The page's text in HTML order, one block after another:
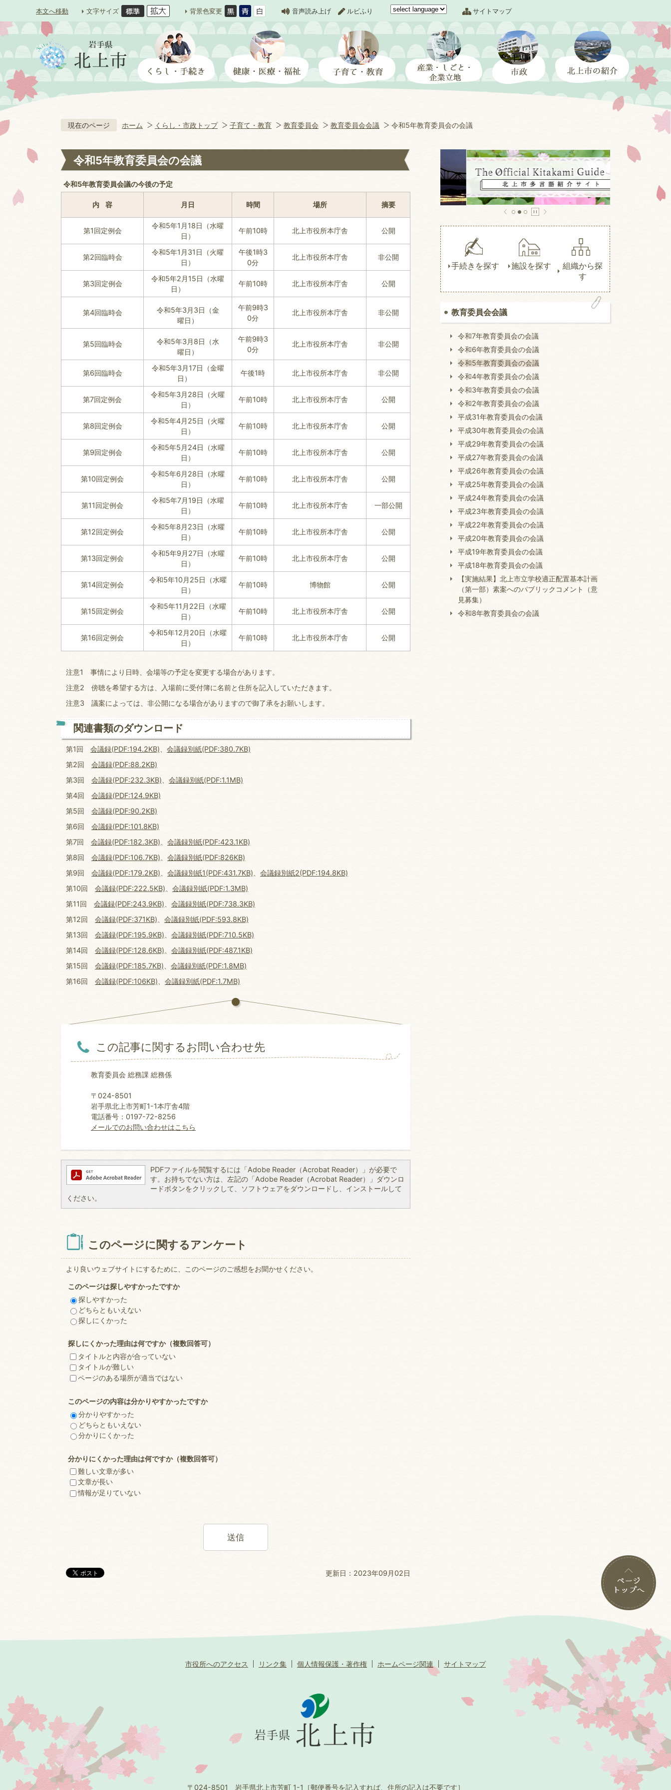
本文へ移動 文字サイズ 背景色変更 音声読み上げ ルビふり サイトマップ
現在のページ ホーム くらし・市政トップ 子育て・教育 教育委員会 教育委員会会議 令和5年教育委員会の会議
令和5年教育委員会の会議
令和5年教育委員会議の今後の予定
内 容 月日 時間 場所 摘要
第1回定例会
令和5年1月18日（水曜
日）
午前10時 北上市役所本庁舎 公開
第2回臨時会
令和5年1月31日（火曜
日）
午後1時3
0分
北上市役所本庁舎 非公開
第3回定例会
令和5年2月15日（水曜
日）
午前10時 北上市役所本庁舎 公開
第4回臨時会
令和5年3月3日（金
曜日）
午前9時3
0分
北上市役所本庁舎 非公開
第5回臨時会
令和5年3月8日（水
曜日）
午前9時3
0分
北上市役所本庁舎 非公開
第6回臨時会
令和5年3月17日（金曜
日）
午後1時 北上市役所本庁舎 非公開
第7回定例会
令和5年3月28日（火曜
日）
午前10時 北上市役所本庁舎 公開
第8回定例会
令和5年4月25日（火曜
日）
午前10時 北上市役所本庁舎 公開
第9回定例会
令和5年5月24日（水曜
日）
午前10時 北上市役所本庁舎 公開
第10回定例会
令和5年6月28日（水曜
日）
午前10時 北上市役所本庁舎 公開
第11回定例会
令和5年7月19日（水曜
日）
午前10時 北上市役所本庁舎 一部公開
第12回定例会
令和5年8月23日（水曜
日）
午前10時 北上市役所本庁舎 公開
第13回定例会
令和5年9月27日（水曜
日）
午前10時 北上市役所本庁舎 公開
第14回定例会
令和5年10月25日（水曜
日）
午前10時 博物館 公開
第15回定例会
令和5年11月22日（水曜
日）
午前10時 北上市役所本庁舎 公開
第16回定例会
令和5年12月20日（水曜
日）
午前10時 北上市役所本庁舎 公開
注意1 事情により日時、会場等の予定を変更する場合があります。
注意2 傍聴を希望する方は、入場前に受付簿に名前と住所を記入していただきます。
注意3 議案によっては、非公開になる場合がありますので御了承をお願いします。
関連書類のダウンロード
第1回 会議録(PDF:194.2KB)
会議録別紙(PDF:380.7KB)
第2回 会議録(PDF:88.2KB)
第3回 会議録(PDF:232.3KB)
会議録別紙(PDF:1.1MB)
第4回 会議録(PDF:124.9KB)
第5回 会議録(PDF:90.2KB)
第6回 会議録(PDF:101.8KB)
第7回 会議録(PDF:182.3KB)
会議録別紙(PDF:423.1KB)
第8回 会議録(PDF:106.7KB)
会議録別紙(PDF:826KB)
第9回 会議録(PDF:179.2KB) 会議録別紙1(PDF:431.7KB)
会議録別紙2(PDF:194.8KB)
第10回 会議録(PDF:222.5KB)
会議録別紙(PDF:1.3MB)
第11回 会議録(PDF:243.9KB)
会議録別紙(PDF:738.3KB)
第12回 会議録(PDF:371KB)
会議録別紙(PDF:593.8KB)
第13回 会議録(PDF:195.9KB)
会議録別紙(PDF:710.5KB)
第14回 会議録(PDF:128.6KB)
会議録別紙(PDF:487.1KB)
第15回 会議録(PDF:185.7KB)
会議録別紙(PDF:1.8MB)
第16回 会議録(PDF:106KB) 会議録別紙(PDF:1.7MB)
この記事に関するお問い合わせ先
教育委員会 総務課 総務係
〒024-8501
岩手県北上市芳町1-1本庁舎4階
電話番号：0197-72-8256
メールでのお問い合わせはこちら
PDFファイルを閲覧するには「Adobe Reader（Acrobat Reader）」が必要で
す。お持ちでない方は、左記の「Adobe Reader（Acrobat Reader）」ダウンロ
ードボタンをクリックして、ソフトウェアをダウンロードし、インストールして
ください。
このページに関するアンケート
より良いウェブサイトにするために、このページのご感想をお聞かせください。
このページは探しやすかったですか
探しやすかった
どちらともいえない
探しにくかった
探しにくかった理由は何ですか（複数回答可）
タイトルと内容が合っていない
タイトルが難しい
ページのある場所が適当ではない
このページの内容は分かりやすかったですか
分かりやすかった
どちらともいえない
分かりにくかった
分かりにくかった理由は何ですか（複数回答可）
難しい文章が多い
文章が長い
情報が足りていない
更新日：2023年09月02日
手続きを探す 施設を探す
組織から探
す
教育委員会会議
令和7年教育委員会の会議
令和6年教育委員会の会議
令和5年教育委員会の会議
令和4年教育委員会の会議
令和3年教育委員会の会議
令和2年教育委員会の会議
平成31年教育委員会の会議
平成30年教育委員会の会議
平成29年教育委員会の会議
平成27年教育委員会の会議
平成26年教育委員会の会議
平成25年教育委員会の会議
平成24年教育委員会の会議
平成23年教育委員会の会議
平成22年教育委員会の会議
平成20年教育委員会の会議
平成19年教育委員会の会議
平成18年教育委員会の会議
【実施結果】北上市立学校適正配置基本計画
（第一部）素案へのパブリックコメント（意
見募集）
令和8年教育委員会の会議
市役所へのアクセス リンク集 個人情報保護・著作権 ホームページ関連 サイトマップ
〒024-8501 岩手県北上市芳町 1-1 ［郵便番号を記入すれば、住所の記入は不要です］